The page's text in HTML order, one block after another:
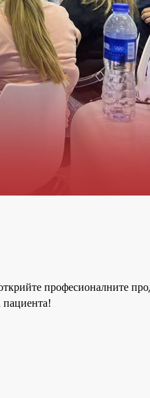
професионалните
пациента!